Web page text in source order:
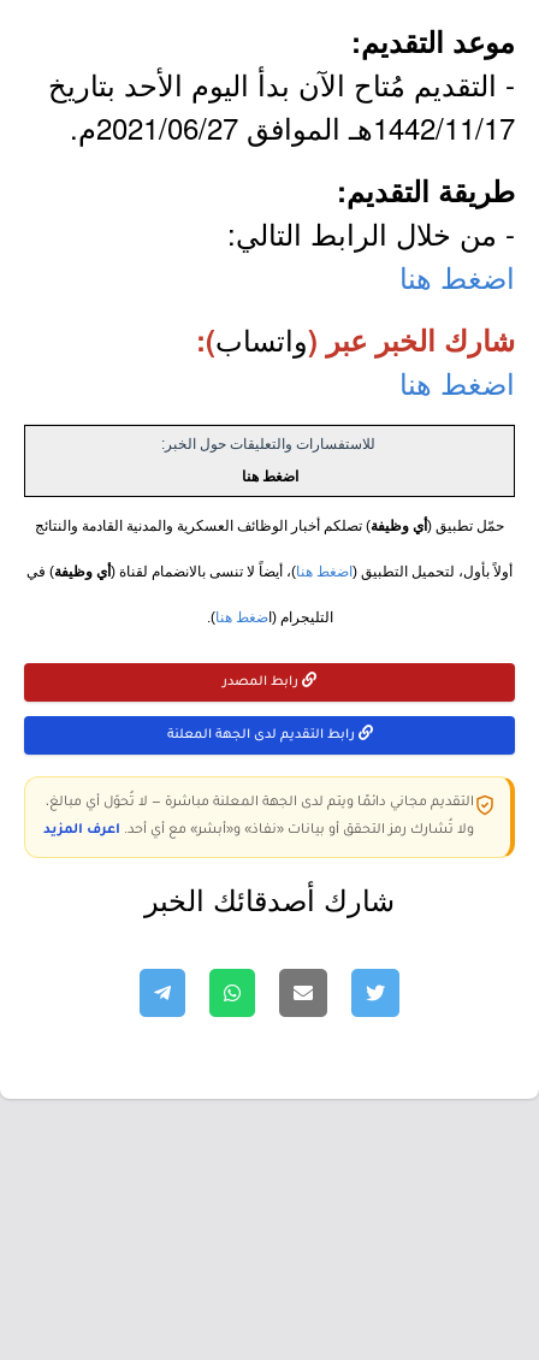
موعد التقديم:
- التقديم مُتاح الآن بدأ اليوم الأحد بتاريخ
1442/11/17هـ الموافق 2021/06/27م.
طريقة التقديم:
- من خلال الرابط التالي:
اضغط هنا
شارك الخبر عبر (واتساب):
اضغط هنا
للاستفسارات والتعليقات حول الخبر:
اضغط هنا
حمّل تطبيق ( أي وظيفة) تصلكم أخبار الوظائف العسكرية والمدنية القادمة والنتائج
أولاً بأول، لتحميل التطبيق ( اضغط هنا)، أيضاً لا تنسى بالانضمام لقناة ( أي وظيفة) في
التليجرام (اضغط هنا).
رابط المصدر
رابط التقديم لدى الجهة المعلنة
التقديم مجاني دائمًا ويتم لدى الجهة المعلنة مباشرة — لا تُحوّل أي مبالغ،
ولا تُشارك رمز التحقق أو بيانات «نفاذ» و«أبشر» مع أي أحد. اعرف المزيد
شارك أصدقائك الخبر